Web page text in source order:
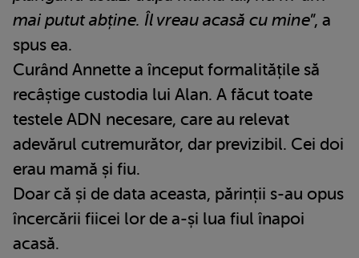
mai putut abține. Îl vreau acasă cu mine”, a
spus ea.
Curând Annette a început formalitățile să
recâștige custodia lui Alan. A făcut toate
testele ADN necesare, care au relevat
adevărul cutremurător, dar previzibil. Cei doi
erau mamă și fiu.
Doar că și de data aceasta, părinții s-au opus
încercării fiicei lor de a-și lua fiul înapoi
acasă.